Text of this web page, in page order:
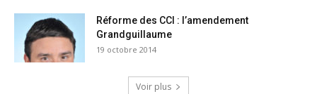
Réforme des CCI : l’amendement
Grandguillaume
19 octobre 2014
Voir plus